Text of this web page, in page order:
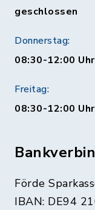
geschlossen
Donnerstag:
08:30-12:00
Freitag:
08:30-12:00 Uhr
Förde
IBAN: DE94